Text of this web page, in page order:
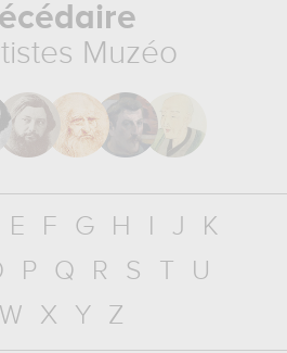
Muzéo
E F G H I J
K
P Q R S T
U
W X Y Z